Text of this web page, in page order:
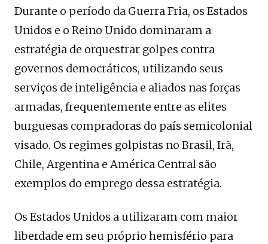
Durante o período da Guerra Fria, os Estados
Unidos e o Reino Unido dominaram a
estratégia de orquestrar golpes contra
governos democráticos, utilizando seus
serviços de inteligência e aliados nas forças
armadas, frequentemente entre as elites
burguesas compradoras do país semicolonial
visado. Os regimes golpistas no Brasil, Irã,
Chile, Argentina e América Central são
exemplos do emprego dessa estratégia.
Os Estados Unidos a utilizaram com maior
liberdade em seu próprio hemisfério para